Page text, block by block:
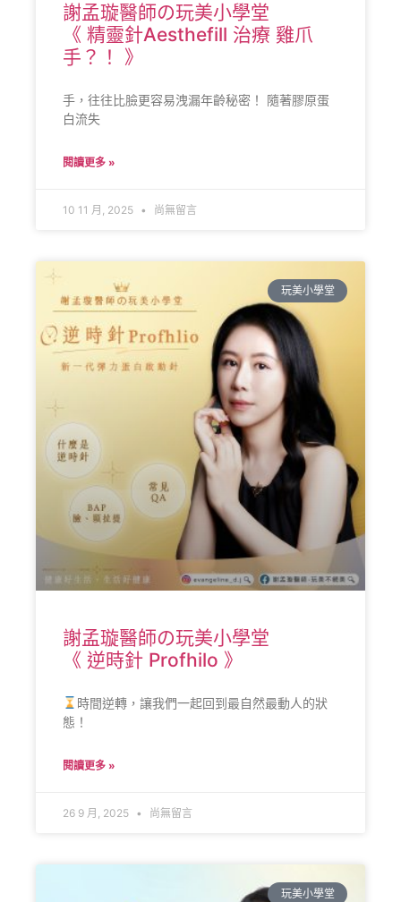
謝孟璇醫師の玩美小學堂
《 精靈針Aesthefill 治療 雞爪
手？！ 》
手，往往比臉更容易洩漏年齡秘密！ 隨著膠原蛋
白流失
閱讀更多 »
10 11 月, 2025 尚無留言
玩美小學堂
謝孟璇醫師の玩美小學堂
《 逆時針 Profhilo 》
時間逆轉，讓我們一起回到最自然最動人的狀
態！
閱讀更多 »
26 9 月, 2025 尚無留言
玩美小學堂